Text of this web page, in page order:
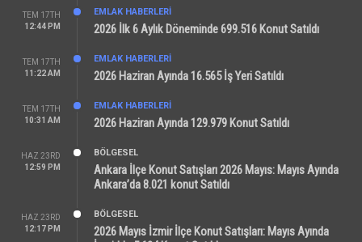
TEM 17TH
12:44 PM
EMLAK HABERLERI
2026 İlk 6 Aylık Döneminde 699.516 Konut Satıldı
TEM 17TH
11:22 AM
EMLAK HABERLERI
2026 Haziran Ayında 16.565 İş Yeri Satıldı
TEM 17TH
10:31 AM
EMLAK HABERLERI
2026 Haziran Ayında 129.979 Konut Satıldı
HAZ 23RD
12:59 PM
BÖLGESEL
Ankara İlçe Konut Satışları 2026 Mayıs: Mayıs Ayında
Ankara’da 8.021 konut Satıldı
HAZ 23RD
12:17 PM
BÖLGESEL
2026 Mayıs İzmir İlçe Konut Satışları: Mayıs Ayında